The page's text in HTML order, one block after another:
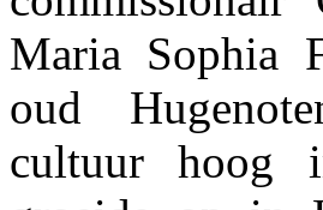
Maria Sophia
oud
cultuur hoog